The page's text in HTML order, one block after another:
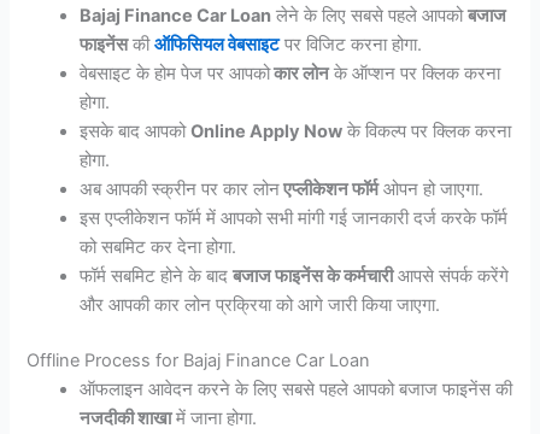
Bajaj Finance Car Loan लेने के लिए सबसे पहले आपकोबजाज
फाइनेंसकीऑफिसियल वेबसाइटपर विजिट करना होगा.
वेबसाइट के होम पेज पर आपकोकार लोनके ऑप्शन पर क्लिक करना
होगा.
इसके बाद आपकोOnline Apply Now के विकल्प पर क्लिक करना
होगा.
अब आपकी स्क्रीन पर कार लोनएप्लीकेशन फॉर्मओपन हो जाएगा.
इस एप्लीकेशन फॉर्म में आपको सभी मांगी गई जानकारी दर्ज करके फॉर्म
को सबमिट कर देना होगा.
फॉर्म सबमिट होने के बादबजाज फाइनेंस के कर्मचारीआपसे संपर्क करेंगे
और आपकी कार लोन प्रक्रिया को आगे जारी किया जाएगा.
Offline Process for Bajaj Finance Car Loan
ऑफलाइन आवेदन करने के लिए सबसे पहले आपको बजाज फाइनेंस की
नजदीकी शाखामें जाना होगा.